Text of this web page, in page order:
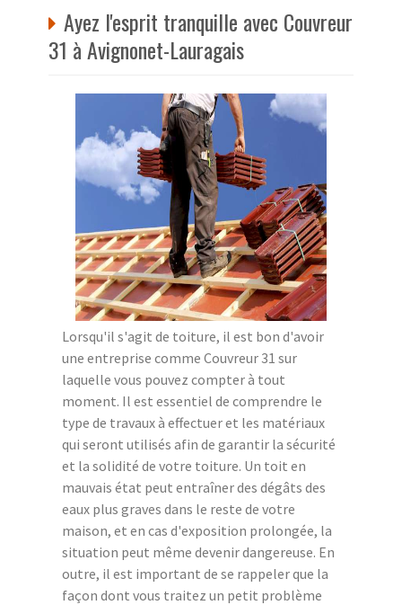
Ayez l'esprit tranquille avec Couvreur
31 à Avignonet-Lauragais
Lorsqu'il s'agit de toiture, il est bon d'avoir
une entreprise comme Couvreur 31 sur
laquelle vous pouvez compter à tout
moment. Il est essentiel de comprendre le
type de travaux à effectuer et les matériaux
qui seront utilisés afin de garantir la sécurité
et la solidité de votre toiture. Un toit en
mauvais état peut entraîner des dégâts des
eaux plus graves dans le reste de votre
maison, et en cas d'exposition prolongée, la
situation peut même devenir dangereuse. En
outre, il est important de se rappeler que la
façon dont vous traitez un petit problème